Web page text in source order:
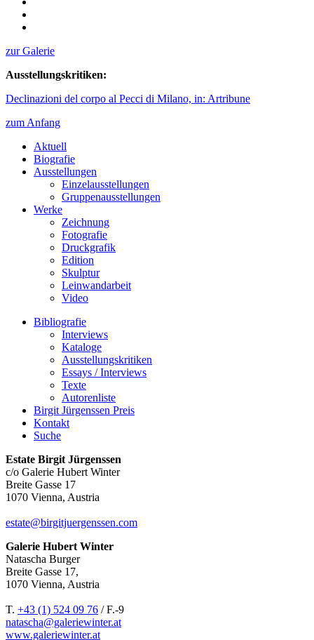
zur Galerie
Ausstellungskritiken:
Declinazioni del corpo al Pecci di Milano, in: Artribune
zum Anfang
Aktuell
Biografie
Ausstellungen
Einzelausstellungen
Gruppenausstellungen
Werke
Zeichnung
Fotografie
Druckgrafik
Edition
Skulptur
Leinwandarbeit
Video
Bibliografie
Interviews
Kataloge
Ausstellungskritiken
Essays / Interviews
Texte
Autorenliste
Birgit Jürgenssen Preis
Kontakt
Suche
Estate Birgit Jürgenssen
c/o Galerie Hubert Winter
Breite Gasse 17
1070 Vienna, Austria
estate@birgitjuergenssen.com
Galerie Hubert Winter
Natascha Burger
Breite Gasse 17,
1070 Vienna, Austria
T. +43 (1) 524 09 76 / F.-9
natascha@galeriewinter.at
www.galeriewinter.at